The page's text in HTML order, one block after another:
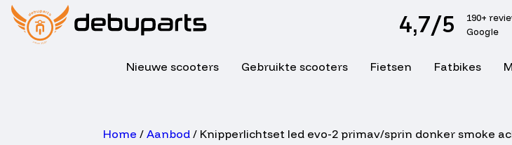
4,7/5
190+
Google
Nieuwe scooters Gebruikte scooters Fietsen Fatbikes
Home / Aanbod/ Knipperlichtset led evo-2 primav/sprin donker smoke